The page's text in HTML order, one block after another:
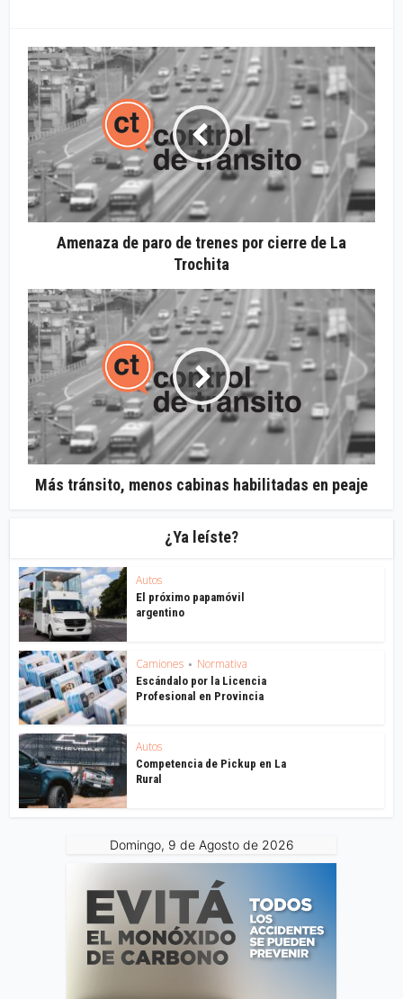
Amenaza de paro de trenes por cierre de La
Trochita
Más tránsito, menos cabinas habilitadas en peaje
¿Ya leíste?
Autos
El próximo papamóvil
argentino
Camiones • Normativa
Escándalo por la Licencia
Profesional en Provincia
Autos
Competencia de Pickup en La
Rural
Domingo, 9 de Agosto de 2026